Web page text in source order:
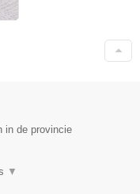
in de provincie
▼